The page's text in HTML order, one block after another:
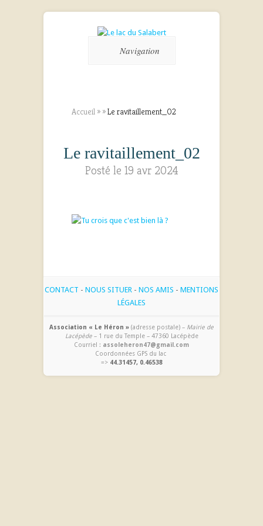
Navigation
Accueil » »Le ravitaillement_02
Le ravitaillement_02
Posté le 19 avr 2024
CONTACT - NOUS SITUER - NOS AMIS - MENTIONS
LÉGALES
Association « Le Héron » (adresse postale) – Mairie de
Lacépède– 1 rue du Temple – 47360 Lacépède
Courriel : assoleheron47@gmail.com
Coordonnées GPS du lac
=> 44.31457, 0.46538